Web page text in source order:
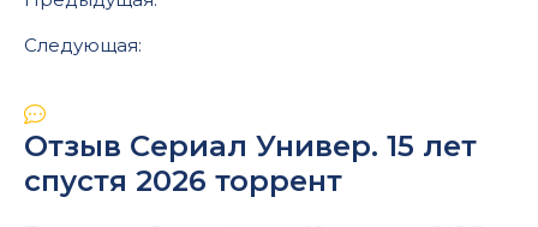
Следующая:
Отзыв Сериал Универ. 15 лет
спустя 2026 торрент